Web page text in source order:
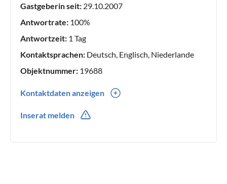
Gastgeberin seit: 29.10.2007
Antwortrate: 100%
Antwortzeit: 1 Tag
Kontaktsprachen: Deutsch, Englisch, Niederlande
Objektnummer: 19688
Kontaktdaten anzeigen
Inserat melden